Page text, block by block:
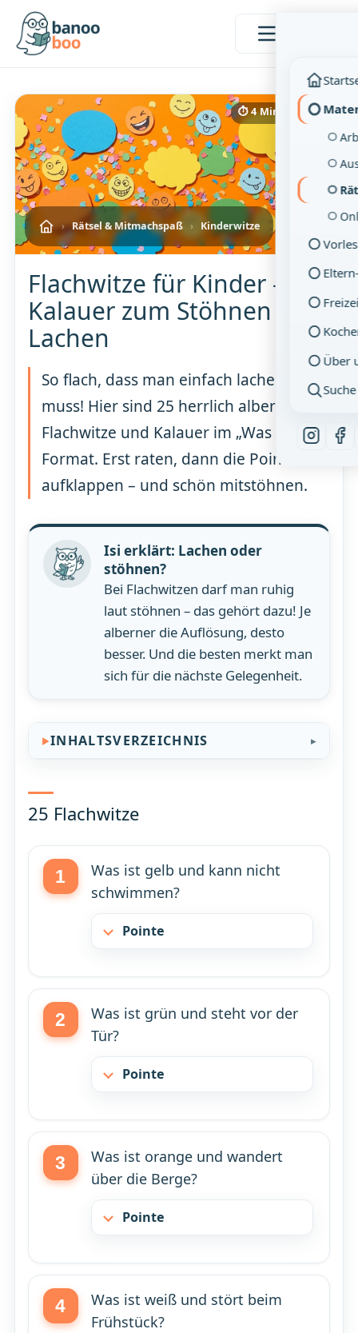
Über
Suche
› Rätsel & Mitmachspaß › Kinderwitze
⏱ 4 Min. Lesezeit
Flachwitze für Kinder – 25
Kalauer zum Stöhnen und
Lachen
So flach, dass man einfach lachen
muss! Hier sind 25 herrlich alberne
Flachwitze und Kalauer im „Was ist …?“-
Format. Erst raten, dann die Pointe
aufklappen – und schön mitstöhnen.
Isi erklärt: Lachen oder
stöhnen?
Bei Flachwitzen darf man ruhig
laut stöhnen – das gehört dazu! Je
alberner die Auflösung, desto
besser. Und die besten merkt man
sich für die nächste Gelegenheit.
INHALTSVERZEICHNIS
25 Flachwitze
Was ist gelb und kann nicht
schwimmen?
Pointe
Was ist grün und steht vor der
Tür?
Pointe
Was ist orange und wandert
über die Berge?
Pointe
Was ist weiß und stört beim
Frühstück?